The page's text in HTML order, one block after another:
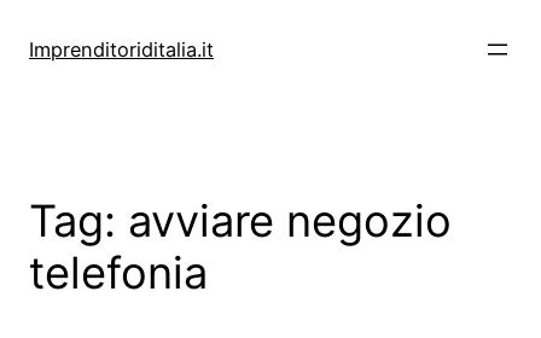
Imprenditoriditalia.it
Tag: avviare negozio
telefonia